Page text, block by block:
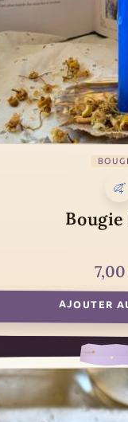
Bougie
7,00
AJOUTER